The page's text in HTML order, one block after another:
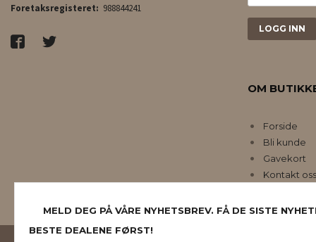
Foretaksregisteret: 988844241
OM
Forside
Bli kunde
Gavekort
Kontakt oss
MELD DEG PÅ VÅRE NYHETSBREV. FÅ DE SISTE
BESTE DEALENE FØRST!